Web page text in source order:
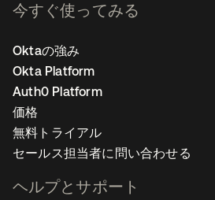
今すぐ使ってみる
Oktaの強み
Okta Platform
Auth0 Platform
価格
無料トライアル
セールス担当者に問い合わせる
ヘルプとサポート